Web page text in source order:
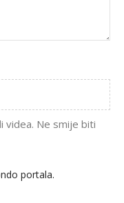
videa. Ne smije biti
portala.